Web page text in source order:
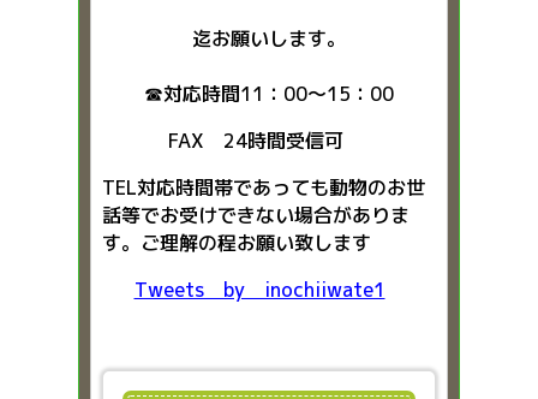
迄お願いします。
☎対応時間11：00～15：00
FAX 24時間受信可
TEL対応時間帯であっても動物のお世
話等でお受けできない場合がありま
す。ご理解の程お願い致します
Tweets by inochiiwate1